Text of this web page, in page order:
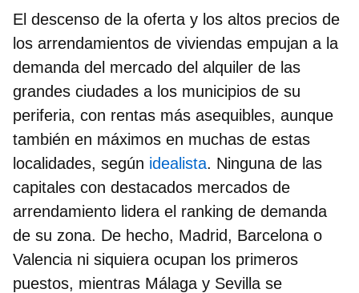
El descenso de la oferta y los altos precios de
los arrendamientos de viviendas empujan a la
demanda del mercado del alquiler de las
grandes ciudades a los municipios de su
periferia, con rentas más asequibles, aunque
también en máximos en muchas de estas
localidades, según idealista. Ninguna de las
capitales con destacados mercados de
arrendamiento lidera el ranking de demanda
de su zona. De hecho, Madrid, Barcelona o
Valencia ni siquiera ocupan los primeros
puestos, mientras Málaga y Sevilla se